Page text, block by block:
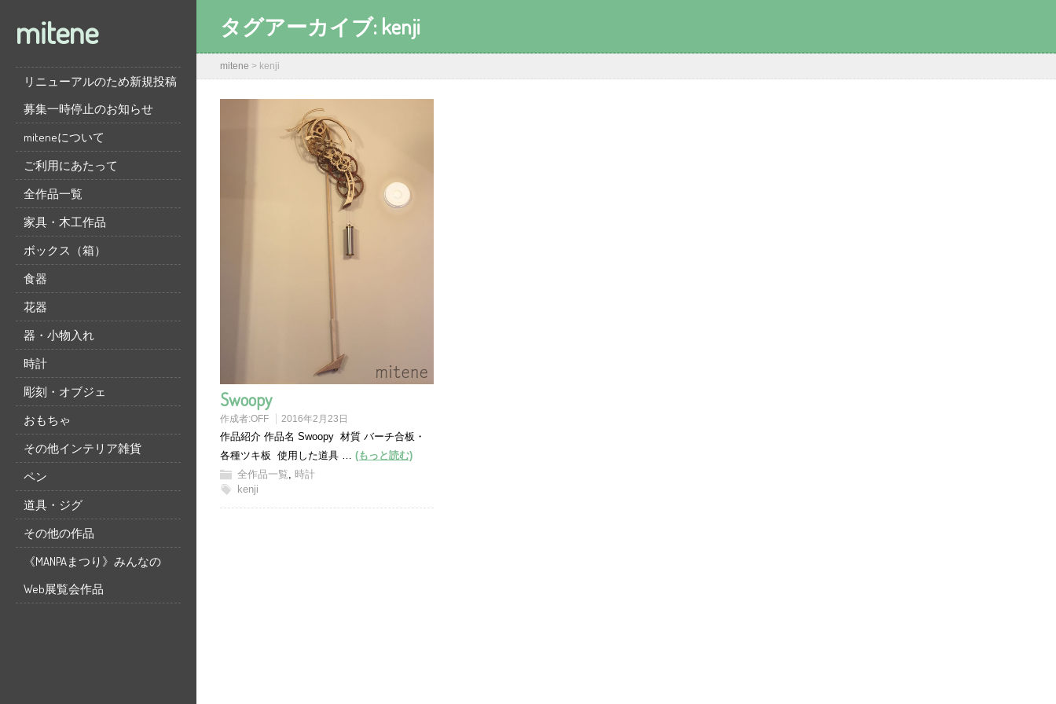
mitene
リニューアルのため新規投稿
募集一時停止のお知らせ
miteneについて
ご利用にあたって
全作品一覧
家具・木工作品
ボックス（箱）
食器
花器
器・小物入れ
時計
彫刻・オブジェ
おもちゃ
その他インテリア雑貨
ペン
道具・ジグ
その他の作品
《MANPAまつり》みんなの
Web展覧会作品
タグアーカイブ: kenji
mitene > kenji
Swoopy
作成者:OFF 2016年2月23日
作品紹介 作品名 Swoopy 材質 バーチ合板・
各種ツキ板 使用した道具 … (もっと読む)
全作品一覧
時計
kenji